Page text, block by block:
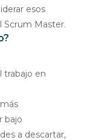
esos
Scrum Master.
trabajo en
bajo
a descartar,